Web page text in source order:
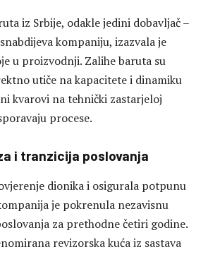
iz Srbije, odakle jedini dobavljač –
kompaniju, izazvala je
u proizvodnji. Zalihe baruta su
utiče na kapacitete i dinamiku
kvarovi na tehnički zastarjeloj
procese.
i tranzicija poslovanja
dionika i osigurala potpunu
je pokrenula nezavisnu
za prethodne četiri godine.
revizorska kuća iz sastava